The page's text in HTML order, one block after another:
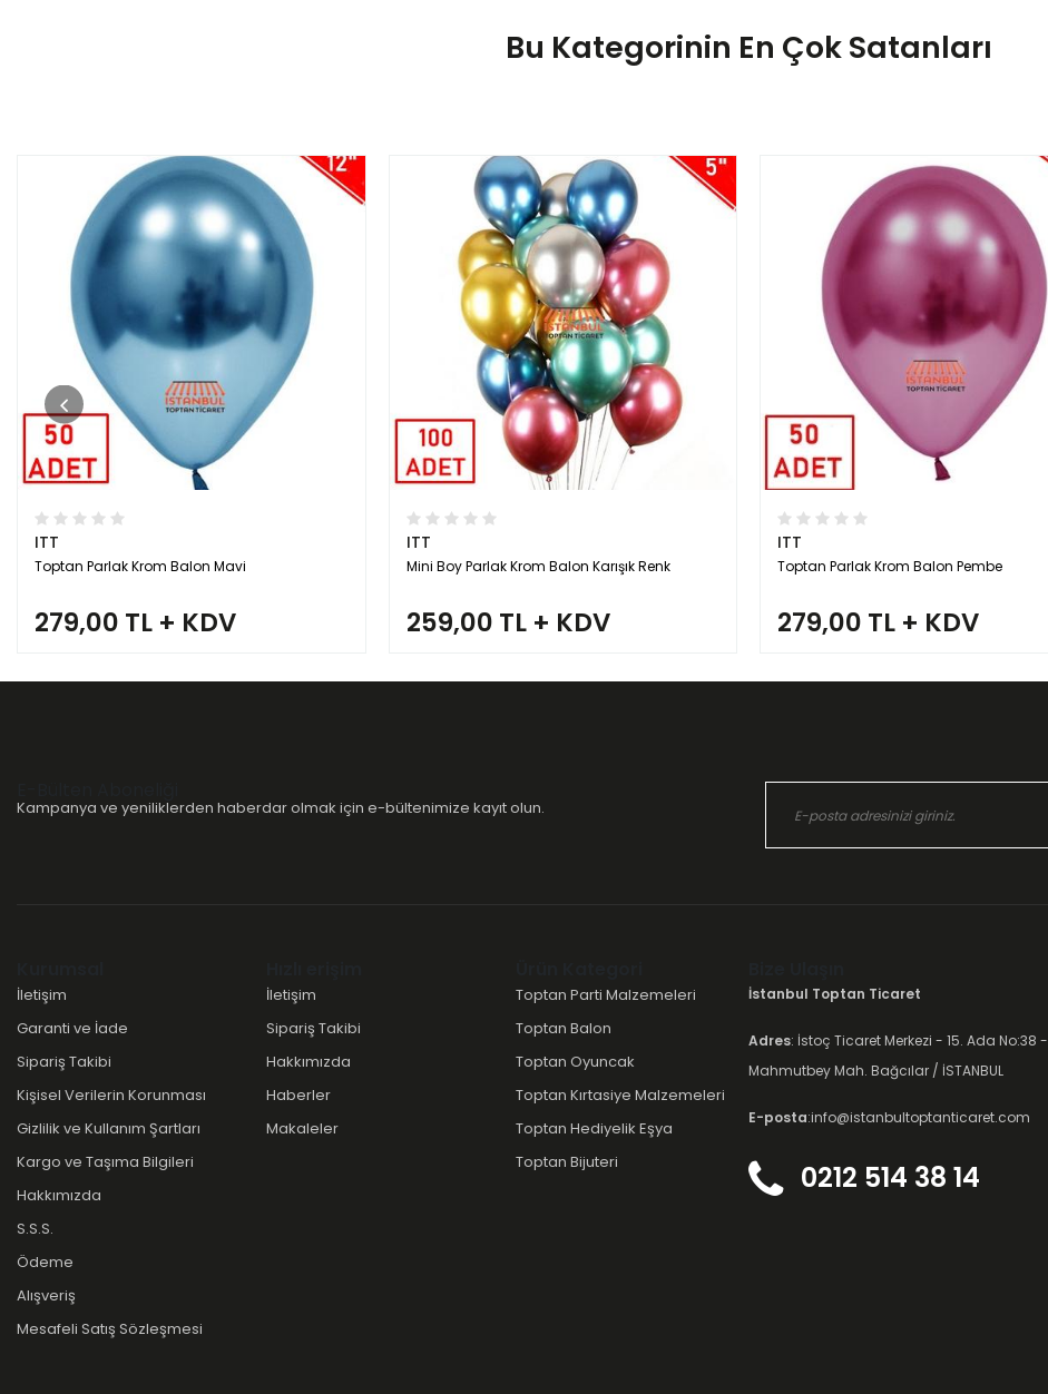
Bu Kategorinin En Çok Satanları
ITT
Toptan Parlak Krom Balon Mavi
279,00 TL + KDV
ITT
Mini Boy Parlak Krom Balon Karışık Renk
259,00 TL + KDV
ITT
Toptan Parlak Krom Balon Pembe
279,00 TL + KDV
Kampanya ve yeniliklerden haberdar olmak için e-bültenimize kayıt olun.
İletişim
Garanti ve İade
Sipariş Takibi
Kişisel Verilerin Korunması
Gizlilik ve Kullanım Şartları
Kargo ve Taşıma Bilgileri
Hakkımızda
S.S.S.
Ödeme
Alışveriş
Mesafeli Satış Sözleşmesi
İletişim
Sipariş Takibi
Hakkımızda
Haberler
Makaleler
Toptan Parti Malzemeleri
Toptan Balon
Toptan Oyuncak
Toptan Kırtasiye Malzemeleri
Toptan Hediyelik Eşya
Toptan Bijuteri
İstanbul Toptan Ticaret
Adres: İstoç Ticaret Merkezi - 15. Ada No:38 -
Mahmutbey Mah. Bağcılar / İSTANBUL
E-posta:info@istanbultoptanticaret.com
0212 514 38 14